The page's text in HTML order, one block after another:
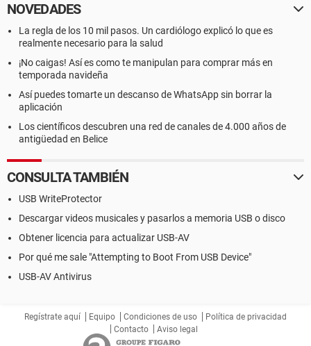
NOVEDADES
La regla de los 10 mil pasos. Un cardiólogo explicó lo que es
realmente necesario para la salud
¡No caigas! Así es como te manipulan para comprar más en
temporada navideña
Así puedes tomarte un descanso de WhatsApp sin borrar la
aplicación
Los científicos descubren una red de canales de 4.000 años de
antigüedad en Belice
CONSULTA TAMBIÉN
USB WriteProtector
Descargar videos musicales y pasarlos a memoria USB o disco
Obtener licencia para actualizar USB-AV
Por qué me sale "Attempting to Boot From USB Device"
USB-AV Antivirus
Regístrate aquí Equipo Condiciones de uso
Política de privacidad
Contacto
Aviso legal